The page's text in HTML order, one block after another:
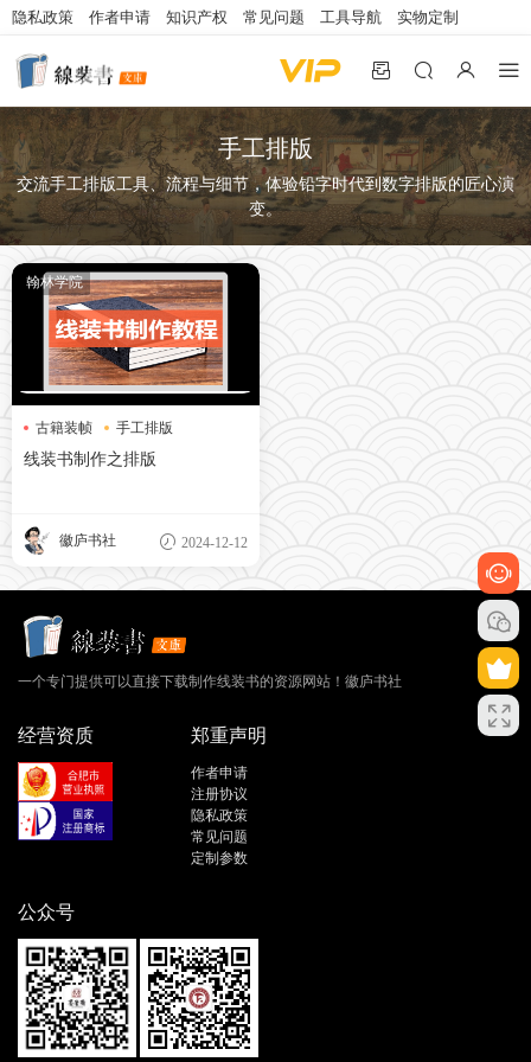
隐私政策 作者申请 知识产权 常见问题 工具导航 实物定制
手工排版
交流手工排版工具、流程与细节，体验铅字时代到数字排版的匠心演
变。
翰林学院
古籍装帧
手工排版
线装书排版
线装书制作之排版
徽庐书社 2024-12-12
一个专门提供可以直接下载制作线装书的资源网站！徽庐书社
经营资质 郑重声明
作者申请
注册协议
隐私政策
常见问题
定制参数
公众号